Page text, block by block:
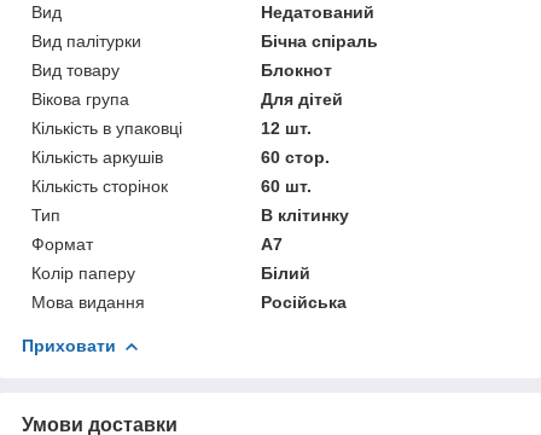
Вид
Недатований
Вид палітурки
Бічна спіраль
Вид товару
Блокнот
Вікова група
Для дітей
Кількість в упаковці
12 шт.
Кількість аркушів
60 стор.
Кількість сторінок
60 шт.
Тип
В клітинку
Формат
A7
Колір паперу
Білий
Мова видання
Російська
Приховати
Умови доставки